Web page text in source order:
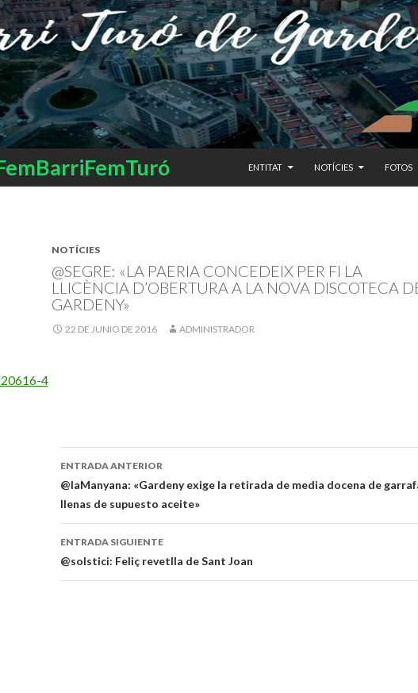
ENTITAT
NOTÍCIES FOTOS
NOTÍCIES
@SEGRE: «LA PAERIA CONCEDEIX PER FI LA
LLICÈNCIA D’OBERTURA A LA NOVA DISCOTECA
GARDENY»
22 DE JUNIO DE 2016 ADMINISTRADOR
Navegación
de
entradas
ENTRADA ANTERIOR
@laManyana: «Gardeny exige la retirada de media docena de
llenas de supuesto aceite»
ENTRADA SIGUIENTE
@solstici: Feliç revetlla de Sant Joan